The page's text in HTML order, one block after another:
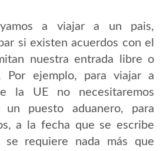
a viajar a un pais,
si existen acuerdos con el
nuestra entrada libre o
Por ejemplo, para viajar a
la UE no necesitaremos
un puesto aduanero, para
a la fecha que se escribe
requiere nada más que